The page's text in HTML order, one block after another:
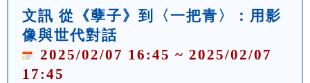
文訊 從《孽子》到〈一把青〉：用影
像與世代對話
2025/02/07 16:45 ~ 2025/02/07
17:45